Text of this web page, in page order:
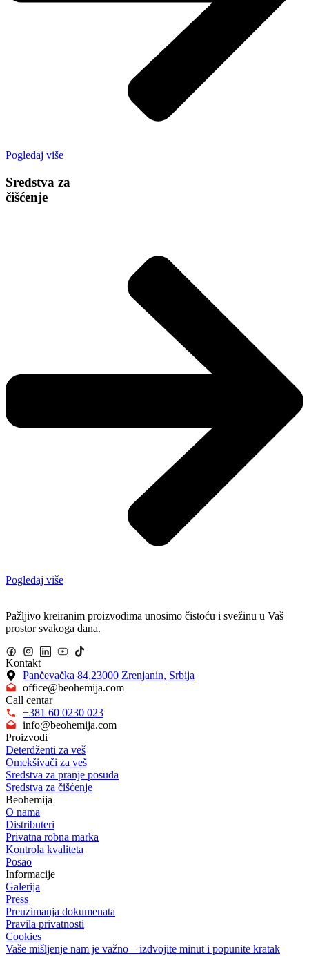
Pogledaj više
Sredstva za
čišćenje
Pogledaj više
Pažljivo kreiranim proizvodima unosimo čistoću i svežinu u Vaš
prostor svakoga dana.
Kontakt
Pančevačka 84,23000 Zrenjanin, Srbija
office@beohemija.com
Call centar
+381 60 0230 023
info@beohemija.com
Proizvodi
Deterdženti za veš
Omekšivači za veš
Sredstva za pranje posuđa
Sredstva za čišćenje
Beohemija
O nama
Distributeri
Privatna robna marka
Kontrola kvaliteta
Posao
Informacije
Galerija
Press
Preuzimanja dokumenata
Pravila privatnosti
Cookies
Vaše mišljenje nam je važno – izdvojite minut i popunite kratak